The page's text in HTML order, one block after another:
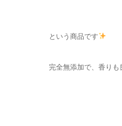
という商品です
完全無添加で、香り